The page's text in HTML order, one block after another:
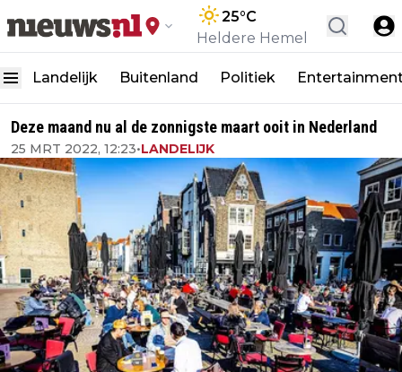
25°C
Heldere Hemel
Landelijk Buitenland Politiek
Deze maand nu al de zonnigste maart ooit in Nederland
25 MRT 2022, 12:23•LANDELIJK